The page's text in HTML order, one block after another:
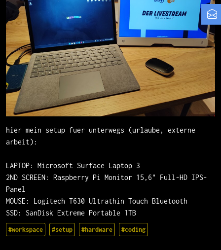
hier mein setup fuer unterwegs (urlaube, externe
arbeit):
LAPTOP: Microsoft Surface Laptop 3
2ND SCREEN: Raspberry Pi Monitor 15,6" Full-HD IPS-
Panel
MOUSE: Logitech T630 Ultrathin Touch Bluetooth
SSD: SanDisk Extreme Portable 1TB
#workspace #setup #hardware #coding